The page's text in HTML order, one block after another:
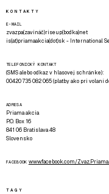
KONTAKTY
E-MAIL
zvazpa(zavináč)riseup(bodka)net
is(at)priamaakcia(dot)sk - International
TELEFONICKÝ KONTAKT
(SMS alebo odkaz v hlasovej schránke):
00420 735 082 065 (platby ako pri volaní
ADRESA
Priama akcia
P.O. Box 16
841 06 Bratislava 48
Slovensko
FACEBOOK www.facebook.com/
TAGY